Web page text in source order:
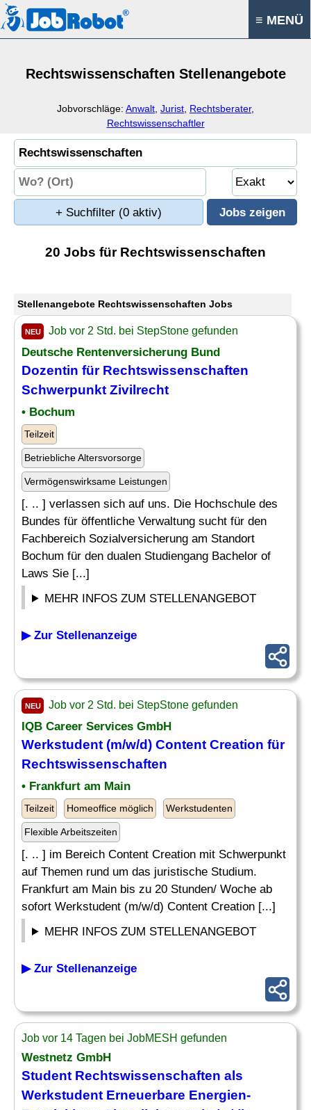
≡ MENÜ
Rechtswissenschaften Stellenangebote
Jobvorschläge: Anwalt Jurist Rechtsberater,
Rechtswissenschaftler
+ Suchfilter (0 aktiv)
20 Jobs für Rechtswissenschaften
Stellenangebote Rechtswissenschaften Jobs
NEU Job vor 2 Std. bei StepStone gefunden
Deutsche Rentenversicherung Bund
Dozentin für Rechtswissenschaften
Schwerpunkt Zivilrecht
• Bochum
Teilzeit
Betriebliche Altersvorsorge
Vermögenswirksame Leistungen
[. .. ] verlassen sich auf uns. Die Hochschule des
Bundes für öffentliche Verwaltung sucht für den
Fachbereich Sozialversicherung am Standort
Bochum für den dualen Studiengang Bachelor of
Laws Sie [...]
MEHR INFOS ZUM STELLENANGEBOT
▶ Zur Stellenanzeige
NEU Job vor 2 Std. bei StepStone gefunden
IQB Career Services GmbH
Werkstudent (m/w/d) Content Creation für
Rechtswissenschaften
• Frankfurt am Main
Teilzeit Homeoffice möglich Werkstudenten
Flexible Arbeitszeiten
[. .. ] im Bereich Content Creation mit Schwerpunkt
auf Themen rund um das juristische Studium.
Frankfurt am Main bis zu 20 Stunden/ Woche ab
sofort Werkstudent (m/w/d) Content Creation [...]
MEHR INFOS ZUM STELLENANGEBOT
▶ Zur Stellenanzeige
Job vor 14 Tagen bei JobMESH gefunden
Westnetz GmbH
Student Rechtswissenschaften als
Werkstudent Erneuerbare Energien-